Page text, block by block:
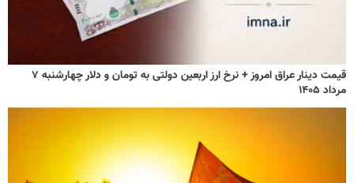
قیمت دینار عراق امروز + نرخ ارز اربعین دولتی به تومان و دلار چهارشنبه ۷
مرداد ۱۴۰۵